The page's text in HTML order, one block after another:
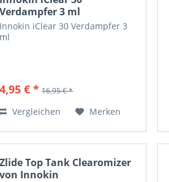
Verdampfer 3 ml
Innokin iClear 30 Verdampfer 3
ml
4,95 € * 16,95 € *
Vergleichen Merken
Zlide Top Tank Clearomizer
von Innokin